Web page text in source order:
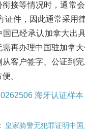
衔接等情况时，通常
证件，因此通常采用
国已经承认加拿大出
需再办理中国驻加拿大
从客户签字、公证到
。
海牙认证样
皇家骑警无犯罪证明中